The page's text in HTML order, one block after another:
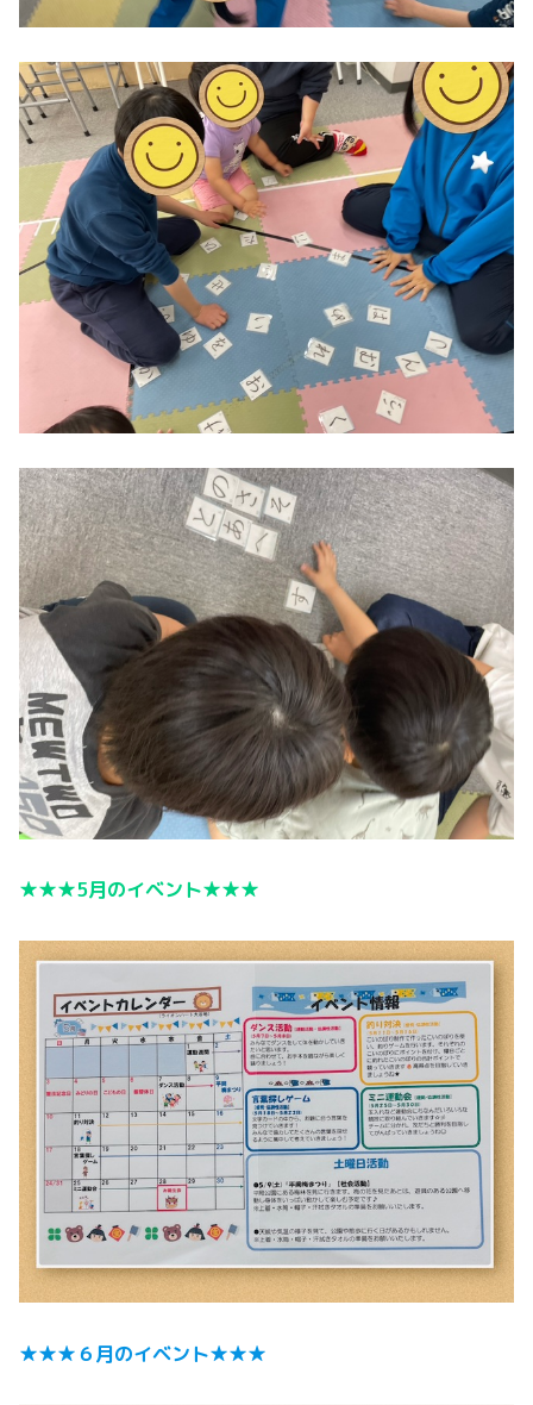
★★★5月のイベント★★★
★★★６月のイベント★★★